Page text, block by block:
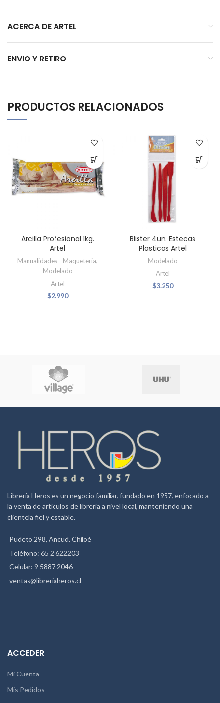
ACERCA DE ARTEL
ENVIO Y RETIRO
PRODUCTOS RELACIONADOS
Arcilla Profesional 1kg.
Artel
Manualidades - Maqueteria,
Modelado
Artel
$2.990
Blister 4un. Estecas
Plasticas Artel
Modelado
Artel
$3.250
Librería Heros es un negocio familiar, fundado en 1957, enfocado a
la venta de artículos de librería a nivel local, manteniendo una
clientela fiel y estable.
Pudeto 298, Ancud. Chiloé
Teléfono: 65 2 622203
Celular: 9 5887 2046
ventas@libreriaheros.cl
ACCEDER
Mi Cuenta
Mis Pedidos